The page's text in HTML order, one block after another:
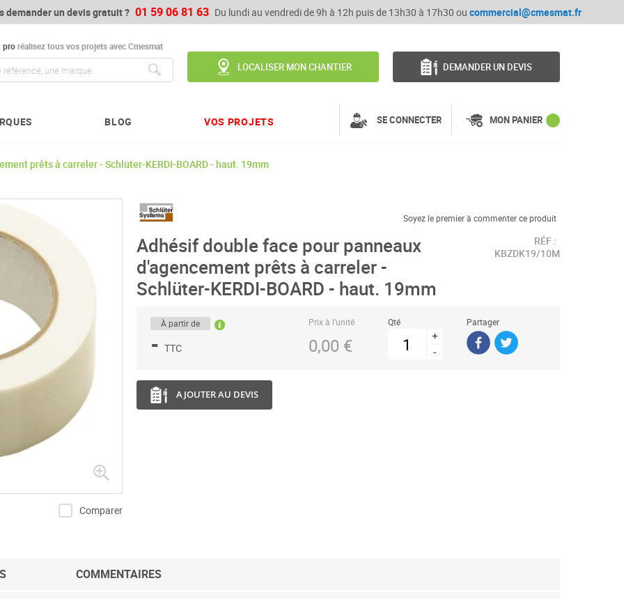
demander un devis gratuit ? 01 59 06 81 63 Du lundi au vendredi de 9h à 12h puis de 13h30 à 17h30 ou commercial@cmesmat.fr
proréalisez tous vos projets avec Cmesmat
LOCALISER MON CHANTIER DEMANDER UN DEVIS
BLOG VOS PROJETS SE CONNECTER MON PANIER
prêts à carreler - Schlüter-KERDI-BOARD - haut. 19mm
Comparer
Soyez le premier à commenter ce produit
Adhésif double face pour panneaux
d'agencement prêts à carreler -
Schlüter-KERDI-BOARD - haut. 19mm
RÉF :
KBZDK19/10M
À partir de
- TTC
Prix à l’unité
0,00 €
Qté
+
-
Partager
AJOUTER AU DEVIS
COMMENTAIRES